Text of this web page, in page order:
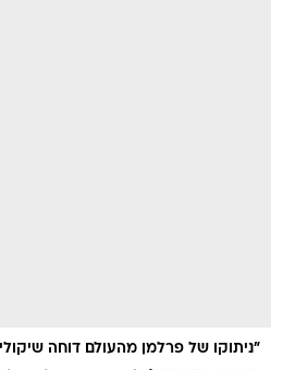
"ניתוקו של פרלמן מהעולם דוחה